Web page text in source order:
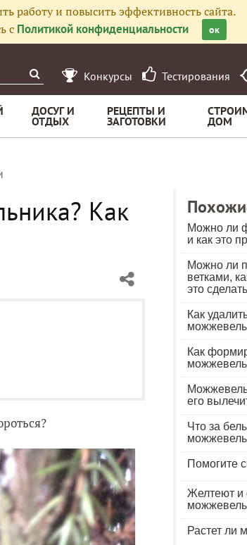
работу и повысить эффективность сайта.
с Политикой конфиденциальности ок
Конкурсы Тестирования
ДОСУГ И
ОТДЫХ
РЕЦЕПТЫ И
ЗАГОТОВКИ ДОМ
Как
Можно ли
и как это
Можно ли
ветками,
это
Как
Как
его
Что за
Помогите
Желтеют и
Растет ли